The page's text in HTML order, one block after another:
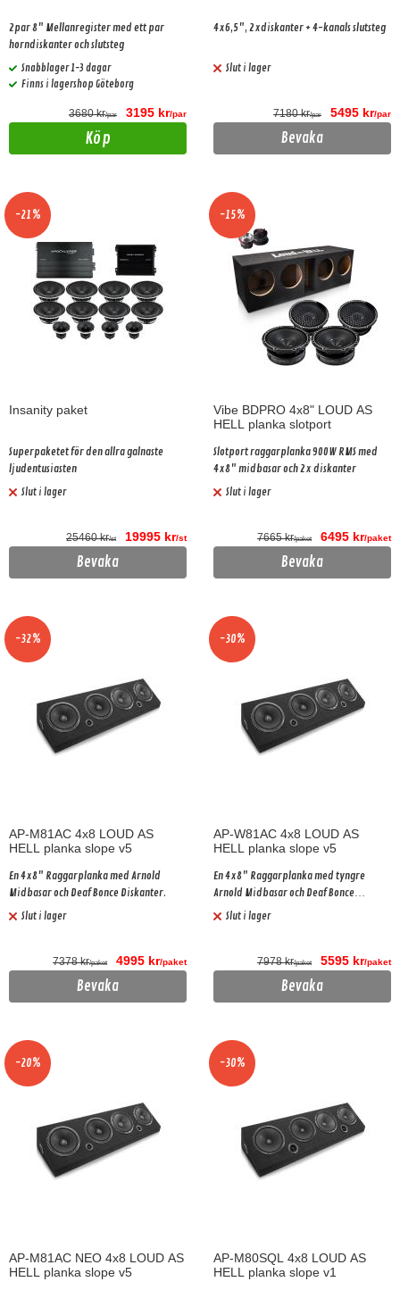
2par 8" Mellanregister med ett par
horndiskanter och slutsteg
Snabblager 1-3 dagar
Finns i lagershop Göteborg
3680 kr/par 3195 kr/par
Köp
4x6,5", 2xdiskanter + 4-kanals slutsteg
Slut i lager
7180 kr/par 5495 kr/par
Bevaka
-21%
Insanity paket
Superpaketet för den allra galnaste
ljudentusiasten
Slut i lager
25460 kr/st 19995 kr/st
Bevaka
-15%
Vibe BDPRO 4x8" LOUD AS
HELL planka slotport
Slotport raggarplanka 900W RMS med
4x8" midbasar och 2x diskanter
Slut i lager
7665 kr/paket 6495 kr/paket
Bevaka
-32%
AP-M81AC 4x8 LOUD AS
HELL planka slope v5
En 4x8" Raggarplanka med Arnold
Midbasar och Deaf Bonce Diskanter.
Slut i lager
7378 kr/paket 4995 kr/paket
Bevaka
-30%
AP-W81AC 4x8 LOUD AS
HELL planka slope v5
En 4x8" Raggarplanka med tyngre
Arnold Midbasar och Deaf Bonce
Diskanter.
Slut i lager
7978 kr/paket 5595 kr/paket
Bevaka
-20%
AP-M81AC NEO 4x8 LOUD AS
HELL planka slope v5
-30%
AP-M80SQL 4x8 LOUD AS
HELL planka slope v1